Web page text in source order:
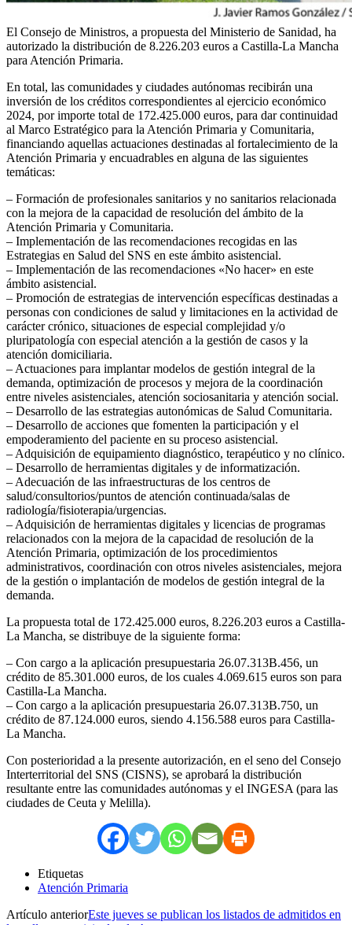
El Consejo de Ministros, a propuesta del Ministerio de Sanidad, ha
autorizado la distribución de 8.226.203 euros a Castilla-La Mancha
para Atención Primaria.
En total, las comunidades y ciudades autónomas recibirán una
inversión de los créditos correspondientes al ejercicio económico
2024, por importe total de 172.425.000 euros, para dar continuidad
al Marco Estratégico para la Atención Primaria y Comunitaria,
financiando aquellas actuaciones destinadas al fortalecimiento de la
Atención Primaria y encuadrables en alguna de las siguientes
temáticas:
– Formación de profesionales sanitarios y no sanitarios relacionada
con la mejora de la capacidad de resolución del ámbito de la
Atención Primaria y Comunitaria.
– Implementación de las recomendaciones recogidas en las
Estrategias en Salud del SNS en este ámbito asistencial.
– Implementación de las recomendaciones «No hacer» en este
ámbito asistencial.
– Promoción de estrategias de intervención específicas destinadas a
personas con condiciones de salud y limitaciones en la actividad de
carácter crónico, situaciones de especial complejidad y/o
pluripatología con especial atención a la gestión de casos y la
atención domiciliaria.
– Actuaciones para implantar modelos de gestión integral de la
demanda, optimización de procesos y mejora de la coordinación
entre niveles asistenciales, atención sociosanitaria y atención social.
– Desarrollo de las estrategias autonómicas de Salud Comunitaria.
– Desarrollo de acciones que fomenten la participación y el
empoderamiento del paciente en su proceso asistencial.
– Adquisición de equipamiento diagnóstico, terapéutico y no clínico.
– Desarrollo de herramientas digitales y de informatización.
– Adecuación de las infraestructuras de los centros de
salud/consultorios/puntos de atención continuada/salas de
radiología/fisioterapia/urgencias.
– Adquisición de herramientas digitales y licencias de programas
relacionados con la mejora de la capacidad de resolución de la
Atención Primaria, optimización de los procedimientos
administrativos, coordinación con otros niveles asistenciales, mejora
de la gestión o implantación de modelos de gestión integral de la
demanda.
La propuesta total de 172.425.000 euros, 8.226.203 euros a Castilla-
La Mancha, se distribuye de la siguiente forma:
– Con cargo a la aplicación presupuestaria 26.07.313B.456, un
crédito de 85.301.000 euros, de los cuales 4.069.615 euros son para
Castilla-La Mancha.
– Con cargo a la aplicación presupuestaria 26.07.313B.750, un
crédito de 87.124.000 euros, siendo 4.156.588 euros para Castilla-
La Mancha.
Con posterioridad a la presente autorización, en el seno del Consejo
Interterritorial del SNS (CISNS), se aprobará la distribución
resultante entre las comunidades autónomas y el INGESA (para las
ciudades de Ceuta y Melilla).
Etiquetas
Atención Primaria
Artículo anteriorEste jueves se publican los listados de admitidos en